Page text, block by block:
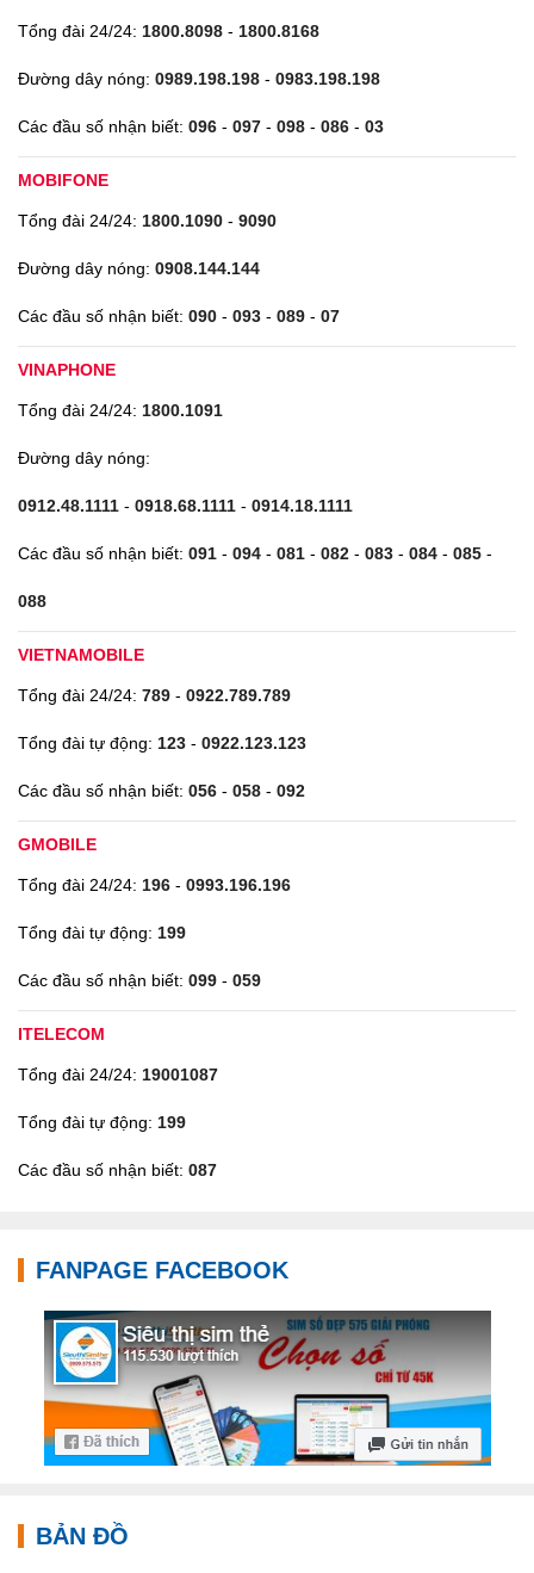
Tổng đài 24/24: 1800.8098 - 1800.8168
Đường dây nóng: 0989.198.198 - 0983.198.198
Các đầu số nhận biết: 096 - 097 - 098 - 086 - 03
MOBIFONE
Tổng đài 24/24: 1800.1090 - 9090
Đường dây nóng: 0908.144.144
Các đầu số nhận biết: 090 - 093 - 089 - 07
VINAPHONE
Tổng đài 24/24: 1800.1091
Đường dây nóng:
0912.48.1111 - 0918.68.1111 - 0914.18.1111
Các đầu số nhận biết: 091 - 094 - 081 - 082 - 083 - 084 - 085 -
088
VIETNAMOBILE
Tổng đài 24/24: 789 - 0922.789.789
Tổng đài tự động: 123 - 0922.123.123
Các đầu số nhận biết: 056 - 058 - 092
GMOBILE
Tổng đài 24/24: 196 - 0993.196.196
Tổng đài tự động: 199
Các đầu số nhận biết: 099 - 059
ITELECOM
Tổng đài 24/24: 19001087
Tổng đài tự động: 199
Các đầu số nhận biết: 087
FANPAGE FACEBOOK
BẢN ĐỒ